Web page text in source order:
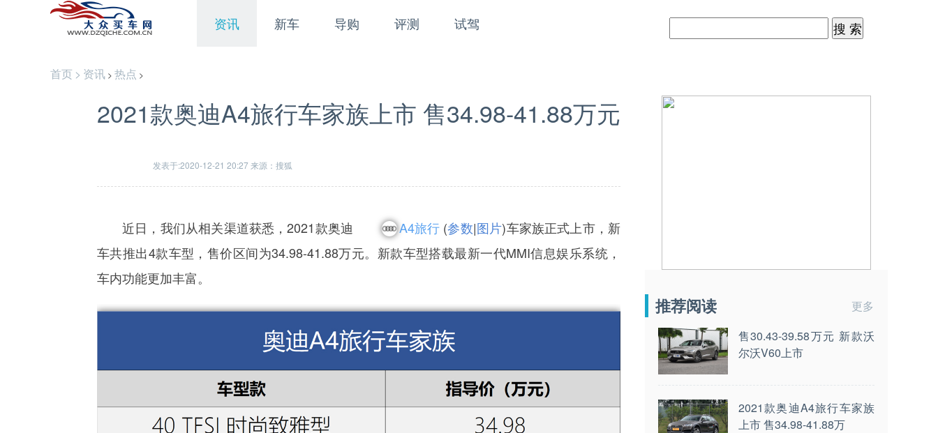
资讯 新车 导购 评测 试驾
首页 > 资讯 > 热点 >
2021款奥迪A4旅行车家族上市 售34.98-41.88万元
发表于:2020-12-21 20:27 来源：搜狐
近日，我们从相关渠道获悉，2021款奥迪 A4旅行 (参数|图片)车家族正式上市，新
车共推出4款车型，售价区间为34.98-41.88万元。新款车型搭载最新一代MMI信息娱乐系统，
车内功能更加丰富。
推荐阅读
更多
售30.43-39.58万元 新款沃
尔沃V60上市
2021款奥迪A4旅行车家族
上市 售34.98-41.88万